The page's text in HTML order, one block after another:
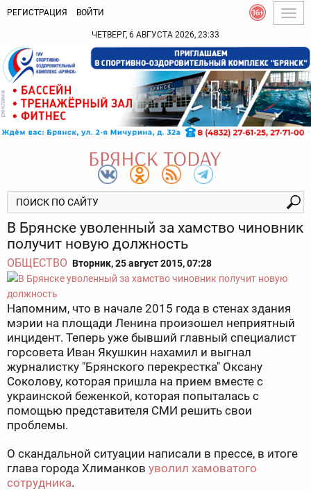
РЕГИСТРАЦИЯ ВОЙТИ
ЧЕТВЕРГ, 6 АВГУСТА 2026, 23:33
В Брянске уволенный за хамство чиновник
получит новую должность
ОБЩЕСТВО Вторник, 25 август 2015, 07:28
Напомним, что в начале 2015 года в стенах здания
мэрии на площади Ленина произошел неприятный
инцидент. Теперь уже бывший главный специалист
горсовета Иван Якушкин нахамил и выгнал
журналистку "Брянского перекрестка" Оксану
Соколову, которая пришла на прием вместе с
украинской беженкой, которая попыталась с
помощью представителя СМИ решить свои
проблемы.
О скандальной ситуации написали в прессе, в итоге
глава города Хлиманков уволил хамоватого
сотрудника.